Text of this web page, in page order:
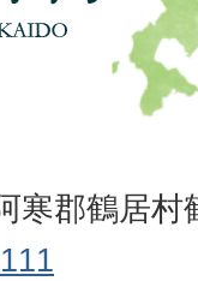
郡鶴居村